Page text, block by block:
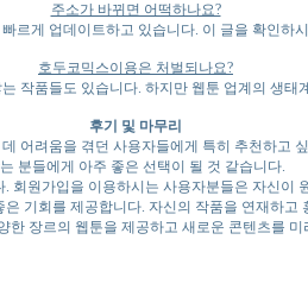
주소가 바뀌면 어떡하나요?
르게 업데이트하고 있습니다. 이 글을 확인하
호두코믹스이용은 처벌되나요?
작품들도 있습니다. 하지만 웹툰 업계의 생
후기 및 마무리
어려움을 겪던 사용자들에게 특히 추천하고
분들에게 아주 좋은 선택이 될 것 같습니다.
원가입을 이용하시는 사용자분들은 자신
기회를 제공합니다. 자신의 작품을 연재하
장르의 웹툰을 제공하고 새로운 콘텐츠를